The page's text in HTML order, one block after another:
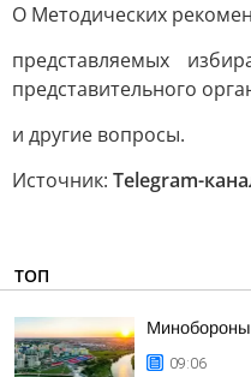
О Методических
представляемых
представительного
и другие вопросы.
Источник: Telegram-
ТОП
Минобороны
09:06